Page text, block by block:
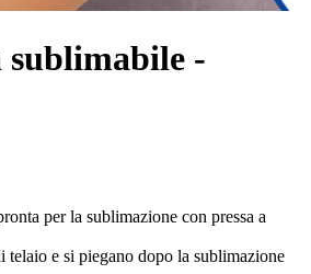
-
per la sublimazione con pressa a
e si piegano dopo la sublimazione